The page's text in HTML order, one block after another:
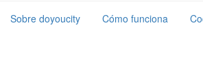
Sobre doyoucity Cómo funciona